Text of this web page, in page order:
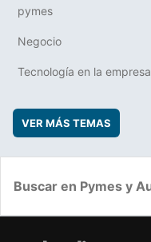
pymes
Negocio
Tecnología en la empresa
VER MÁS TEMAS